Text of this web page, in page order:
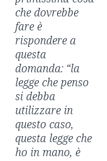
che dovrebbe
fare è
rispondere a
questa
domanda: “la
legge che penso
si debba
utilizzare in
questo caso,
questa legge che
ho in mano, è